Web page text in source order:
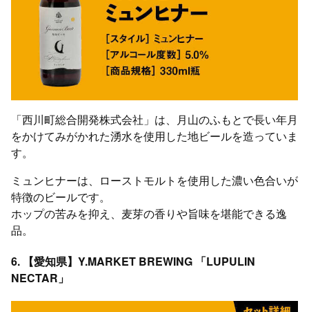
「西川町総合開発株式会社」は、月山のふもとで長い年月
をかけてみがかれた湧水を使用した地ビールを造っていま
す。
ミュンヒナーは、ローストモルトを使用した濃い色合いが
特徴のビールです。
ホップの苦みを抑え、麦芽の香りや旨味を堪能できる逸
品。
6. 【愛知県】Y.MARKET BREWING 「LUPULIN
NECTAR」